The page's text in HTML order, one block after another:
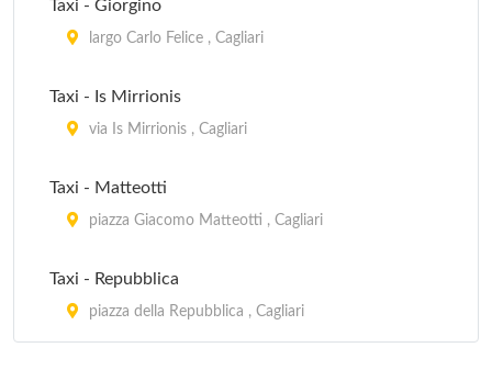
Taxi - Giorgino
largo Carlo Felice , Cagliari
Taxi - Is Mirrionis
via Is Mirrionis , Cagliari
Taxi - Matteotti
piazza Giacomo Matteotti , Cagliari
Taxi - Repubblica
piazza della Repubblica , Cagliari